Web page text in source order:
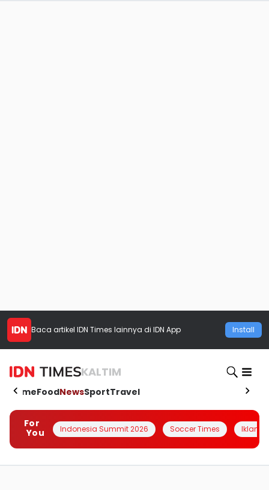
Baca artikel IDN Times lainnya di IDN App Install
KALTIM
HomeFoodNewsSportTravel
For
You
Indonesia Summit 2026 Soccer Times Iklanin